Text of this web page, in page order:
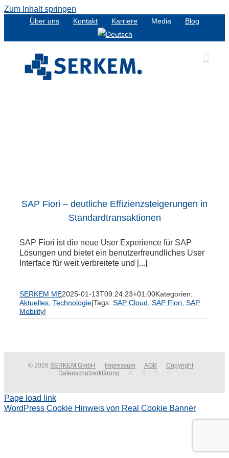
Zum Inhalt springen
Über uns Kontakt Karriere Media Blog
SAP Fiori – deutliche Effizienzsteigerungen in
Standardtransaktionen
SAP Fiori ist die neue User Experience für SAP
Lösungen und bietet ein benutzerfreundliches User
Interface für weit verbreitete und [...]
SERKEM ME2025-01-13T09:24:23+01:00Kategorien:
Aktuelles Technologie|Tags: SAP Cloud SAP Fiori SAP
Mobility|
© 2026 SERKEM GmbH Impressum AGB
Copyright
Datenschutzerklärung
Page load link
WordPress Cookie Hinweis von Real Cookie Banner